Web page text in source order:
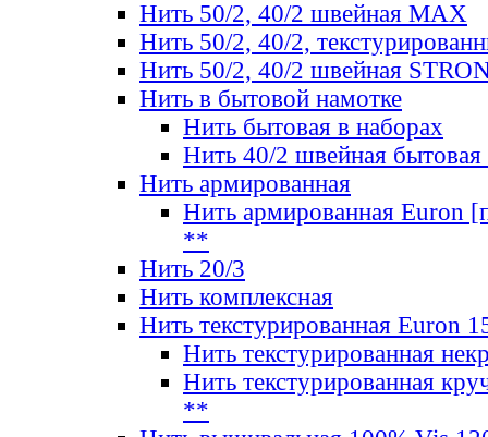
Нить 50/2, 40/2 швейная МАХ
Нить 50/2, 40/2,
Нить 50/2, 40/2 швейная
Нить в бытовой намотке
Нить бытовая в наборах
Нить 40/2 швейная бытовая
Нить армированная
Нить армированная Euron
**
Нить 20/3
Нить комплексная
Нить текстурированная Euron
Нить текстурированная
Нить текстурированная
**